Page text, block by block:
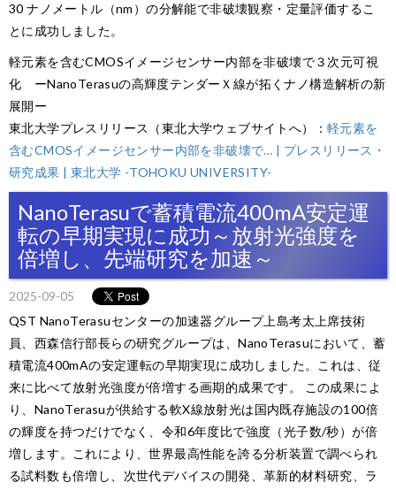
30 ナノメートル（nm）の分解能で非破壊観察・定量評価するこ
とに成功しました。
軽元素を含むCMOSイメージセンサー内部を非破壊で３次元可視
化 ーNanoTerasuの高輝度テンダーＸ線が拓くナノ構造解析の新
展開ー
東北大学プレスリリース（東北大学ウェブサイトへ）： 軽元素を
含むCMOSイメージセンサー内部を非破壊で… | プレスリリース・
研究成果 | 東北大学 -TOHOKU UNIVERSITY-
NanoTerasuで蓄積電流400mA安定運
転の早期実現に成功～放射光強度を
倍増し、先端研究を加速～
2025-09-05
QST NanoTerasuセンターの加速器グループ上島考太上席技術
員、西森信行部長らの研究グループは、NanoTerasuにおいて、蓄
積電流400mAの安定運転の早期実現に成功しました。これは、従
来に比べて放射光強度が倍増する画期的成果です。 この成果によ
り、NanoTerasuが供給する軟X線放射光は国内既存施設の100倍
の輝度を持つだけでなく、令和6年度比で強度（光子数/秒）が倍
増します。これにより、世界最高性能を誇る分析装置で調べられ
る試料数も倍増し、次世代デバイスの開発、革新的材料研究、ラ